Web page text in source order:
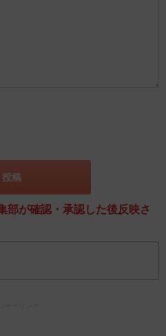
部が確認・承認した後反映さ